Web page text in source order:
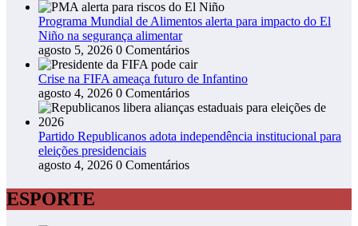
Programa Mundial de Alimentos alerta para impacto do El
Niño na segurança alimentar
agosto 5, 2026 0 Comentários
Crise na FIFA ameaça futuro de Infantino
agosto 4, 2026 0 Comentários
Partido Republicanos adota independência institucional para
eleições presidenciais
agosto 4, 2026 0 Comentários
ESPORTE